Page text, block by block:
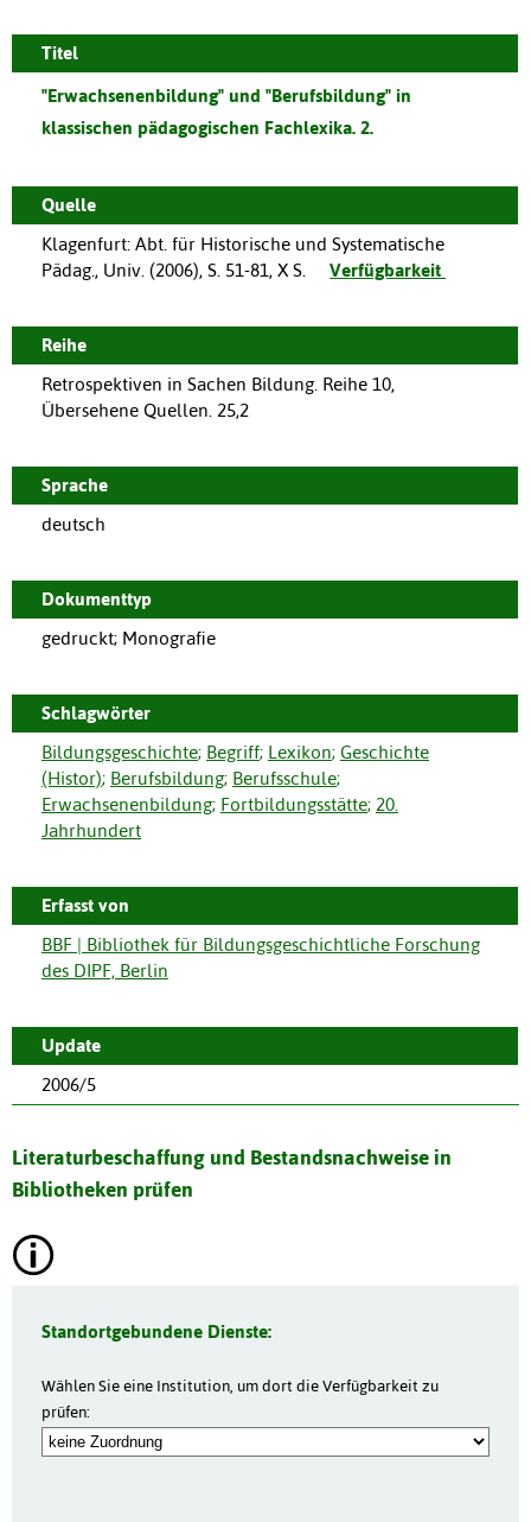
Titel
"Erwachsenenbildung" und "Berufsbildung" in
klassischen pädagogischen Fachlexika. 2.
Quelle
Klagenfurt: Abt. für Historische und Systematische
Pädag., Univ. (2006), S. 51-81, X S. Verfügbarkeit
Reihe
Retrospektiven in Sachen Bildung. Reihe 10,
Übersehene Quellen. 25,2
Sprache
deutsch
Dokumenttyp
gedruckt; Monografie
Schlagwörter
Bildungsgeschichte; Begriff; Lexikon; Geschichte
(Histor); Berufsbildung; Berufsschule;
Erwachsenenbildung; Fortbildungsstätte; 20.
Jahrhundert
Erfasst von
BBF | Bibliothek für Bildungsgeschichtliche Forschung
des DIPF, Berlin
Update
2006/5
Literaturbeschaffung und Bestandsnachweise in
Bibliotheken prüfen
Standortgebundene Dienste:
Wählen Sie eine Institution, um dort die Verfügbarkeit zu
prüfen: